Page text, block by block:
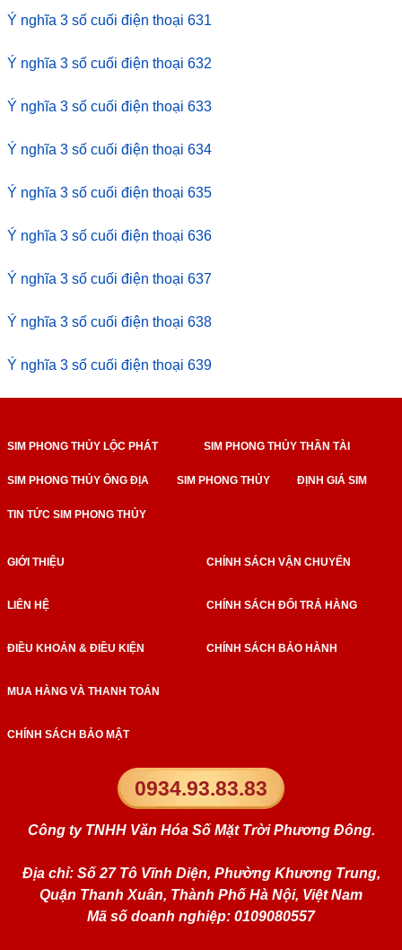
Ý nghĩa 3 số cuối điện thoại 631
Ý nghĩa 3 số cuối điện thoại 632
Ý nghĩa 3 số cuối điện thoại 633
Ý nghĩa 3 số cuối điện thoại 634
Ý nghĩa 3 số cuối điện thoại 635
Ý nghĩa 3 số cuối điện thoại 636
Ý nghĩa 3 số cuối điện thoại 637
Ý nghĩa 3 số cuối điện thoại 638
Ý nghĩa 3 số cuối điện thoại 639
SIM PHONG THỦY LỘC PHÁT SIM PHONG THỦY THẦN TÀI
SIM PHONG THỦY ÔNG ĐỊA SIM PHONG THỦY ĐỊNH GIÁ SIM
TIN TỨC SIM PHONG THỦY
0934.93.83.83
Công ty TNHH Văn Hóa Số Mặt Trời Phương Đông.
Địa chỉ: Số 27 Tô Vĩnh Diện, Phường Khương Trung,
Quận Thanh Xuân, Thành Phố Hà Nội, Việt Nam
Mã số doanh nghiệp: 0109080557
GIỚI THIỆU
LIÊN HỆ
ĐIỀU KHOẢN & ĐIỀU KIỆN
MUA HÀNG VÀ THANH TOÁN
CHÍNH SÁCH BẢO MẬT
CHÍNH SÁCH VẬN CHUYỂN
CHÍNH SÁCH ĐỔI TRẢ HÀNG
CHÍNH SÁCH BẢO HÀNH